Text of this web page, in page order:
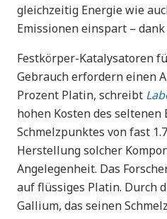
gleichzeitig Energie wie
Emissionen einspart –
Festkörper-Katalysatoren
Gebrauch erfordern einen
Prozent Platin, schreibt
hohen Kosten des seltenen
Schmelzpunktes von fast
Herstellung solcher
Angelegenheit. Das
auf flüssiges Platin. Durch
Gallium, das seinen